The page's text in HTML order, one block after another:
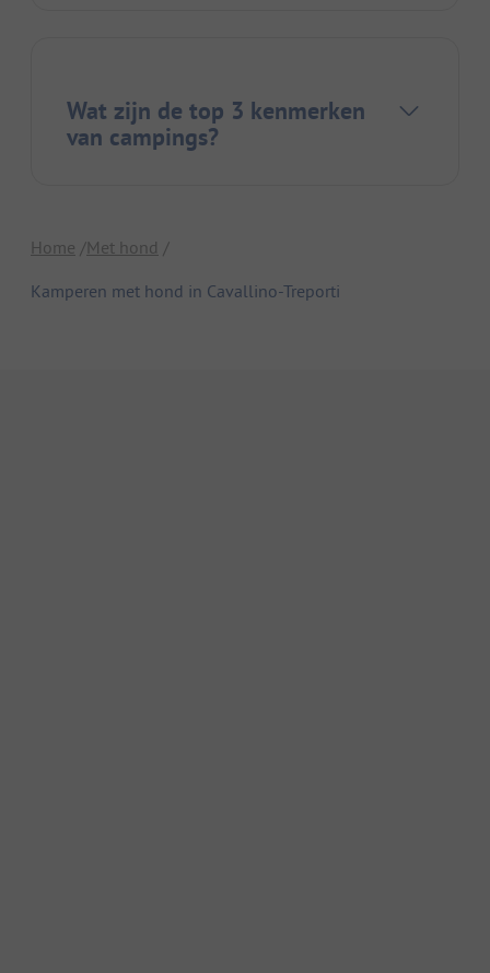
Wat zijn de top 3 kenmerken
van campings?
Home
Met hond
Kamperen met hond in Cavallino-Treporti